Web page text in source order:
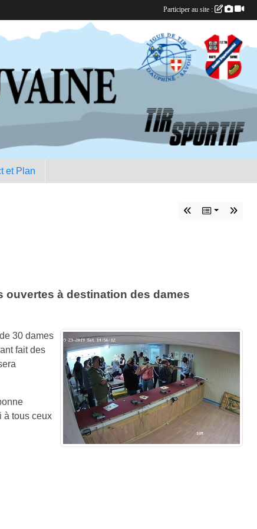
et Plan
ouvertes à destination des dames
30 dames
fait des
à tous ceux
Participer au site :